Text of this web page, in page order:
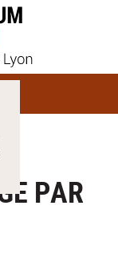
PAR